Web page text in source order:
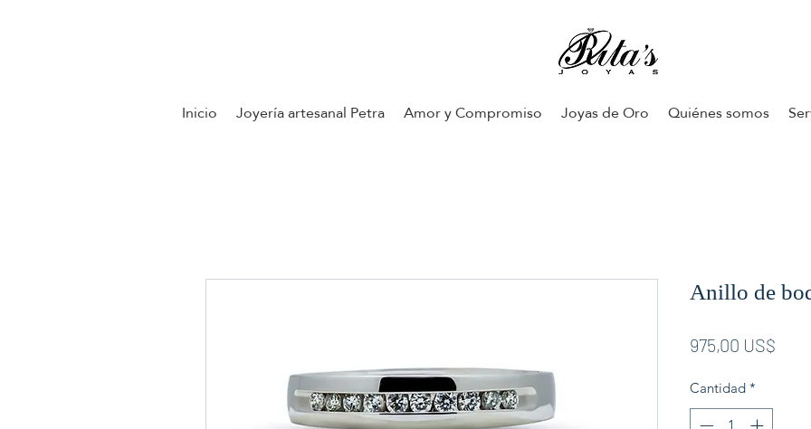
Inicio Joyería artesanal Petra Amor y Compromiso Joyas de Oro Quiénes somos
Anillo de
975,00 US$
Cantidad *